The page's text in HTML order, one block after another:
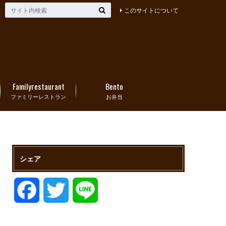
このサイトについて
ファミリーレストラン
Familyrestaurant
お弁当
Bento
シェア